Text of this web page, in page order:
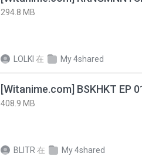
294.8 MB
LOLKI 在 My 4shared
[Witanime.com] BSKHKT EP
408.9 MB
BLITR 在 My 4shared